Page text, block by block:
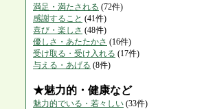
満足・満たされる (72件)
感謝すること (41件)
喜び・楽しさ (48件)
優しさ・あたたかさ (16件)
受け取る・受け入れる (17件)
与える・あげる (8件)
★魅力的・健康など
魅力的でいる・若々しい (33件)